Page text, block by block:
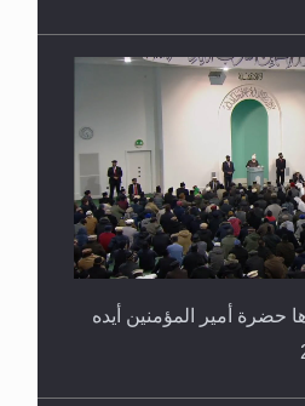
حضرة أمير المؤمنين أيده